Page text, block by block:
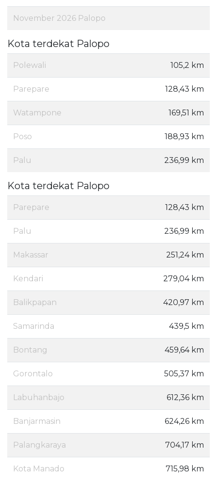
November 2026 Palopo
Kota terdekat Palopo
Polewali 105,2 km
Parepare 128,43 km
Watampone 169,51 km
Poso 188,93 km
Palu 236,99 km
Kota terdekat Palopo
Parepare 128,43 km
Palu 236,99 km
Makassar 251,24 km
Kendari 279,04 km
Balikpapan 420,97 km
Samarinda 439,5 km
Bontang 459,64 km
Gorontalo 505,37 km
Labuhanbajo 612,36 km
Banjarmasin 624,26 km
Palangkaraya 704,17 km
Kota Manado 715,98 km